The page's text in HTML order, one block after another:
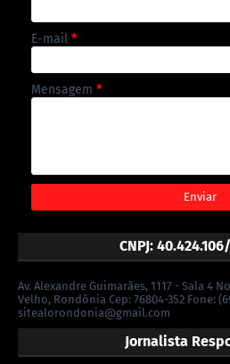
E-mail *
Mensagem *
CNPJ:
Av. Alexandre Guimarães, 1117 - Sala 4
Velho, Rondônia Cep: 76804-352 Fone:
sitealorondonia@gmail.com
Jornalista